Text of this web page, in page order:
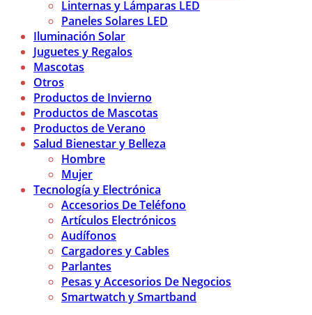
Linternas y Lámparas LED
Paneles Solares LED
Iluminación Solar
Juguetes y Regalos
Mascotas
Otros
Productos de Invierno
Productos de Mascotas
Productos de Verano
Salud Bienestar y Belleza
Hombre
Mujer
Tecnología y Electrónica
Accesorios De Teléfono
Artículos Electrónicos
Audífonos
Cargadores y Cables
Parlantes
Pesas y Accesorios De Negocios
Smartwatch y Smartband